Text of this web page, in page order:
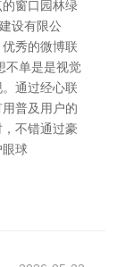
窗口园林绿
设有限公
秀的微博联
不单是是视觉
通过经心联
普及用户的
不错通过豪
眼球